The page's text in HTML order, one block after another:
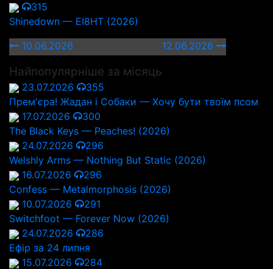
315
Shinedown — EI8HT (2026)
10.06.2026
12.06.2026
Найпопулярніше за місяць
23.07.2026
355
Прем'єра! Жадан і Собаки — Хочу бути твоїм псом
17.07.2026
300
The Black Keys — Peaches! (2026)
24.07.2026
296
Welshly Arms — Nothing But Static (2026)
16.07.2026
296
Confess — Metalmorphosis (2026)
10.07.2026
291
Switchfoot — Forever Now (2026)
24.07.2026
286
Ефір за 24 липня
15.07.2026
284